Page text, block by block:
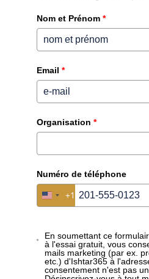
Comment
t-il en
votre entreprise. Avec
immédiatement un profil
informations : du type de
Nom et Prénom *
Email *
Organisation *
Numéro de téléphone
United States +1
+1
En soumettant ce
à l'essai gratuit, vous
mails marketing (par ex.
etc.) d'Ishtar365 à
consentement n'est pas